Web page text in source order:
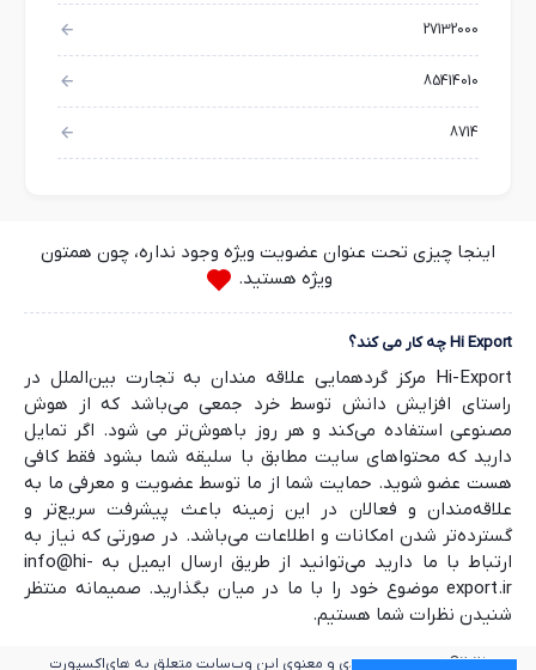
27132000
85414010
8714
اینجا چیزی تحت عنوان عضویت ویژه وجود نداره، چون همتون
ویژه هستید.
Hi Export چه کار می کند؟
Hi-Export مرکز گردهمایی علاقه مندان به تجارت بین‌الملل در
راستای افزایش دانش توسط خرد جمعی می‌باشد که از هوش
مصنوعی استفاده می‌کند و هر روز باهوش‌تر می شود. اگر تمایل
دارید که محتواهای سایت مطابق با سلیقه شما بشود فقط کافی
هست عضو شوید. حمایت شما از ما توسط عضویت و معرفی ما به
علاقه‌مندان و فعالان در این زمینه باعث پیشرفت سریع‌تر و
گسترده‌تر شدن امکانات و اطلاعات می‌باشد. در صورتی که نیاز به
ارتباط با ما دارید می‌توانید از طریق ارسال ایمیل به info@hi-
export.ir موضوع خود را با ما در میان بگذارید. صمیمانه منتظر
شنیدن نظرات شما هستیم.
2025© کلیه حقوق مادی و معنوی این وب‌سایت متعلق به های‌اکسپورت